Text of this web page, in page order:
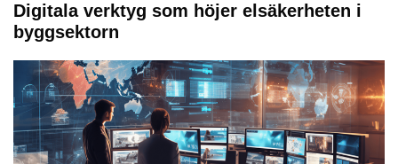
Digitala verktyg som höjer elsäkerheten i
byggsektorn